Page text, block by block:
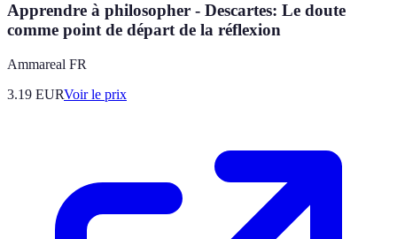
Apprendre à philosopher - Descartes: Le doute
comme point de départ de la réflexion
Ammareal FR
3.19 EURVoir le prix